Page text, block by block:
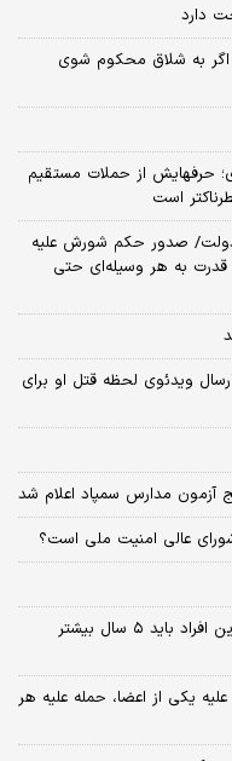
دارد
اگر به شلاق محکوم شوی
حرفهایش از حملات مستقیم
است
دولت/ صدور حکم شورش علیه
به هر وسیله‌ای حتی
ویدئوی لحظه قتل او برای
آزمون مدارس سمپاد اعلام شد
‌عالی امنیت ملی است؟
جزئیات صدور احکام بازنشستگی اعلام شد/ این افراد باید ۵ سال بیشتر
یکی از اعضا، حمله علیه هر